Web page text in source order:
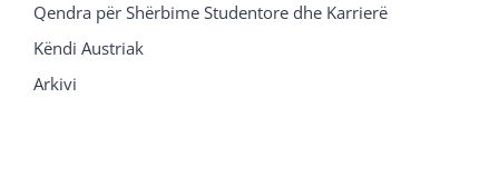
Qendra për Shërbime Studentore dhe Karrierë
Këndi Austriak
Arkivi